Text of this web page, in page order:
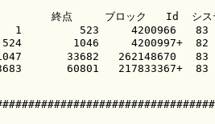
終点     ブロック   Id  シス
1         523     4200966   83
1046     4200997+  82
33682   262148670   83
60801   217833367+  83